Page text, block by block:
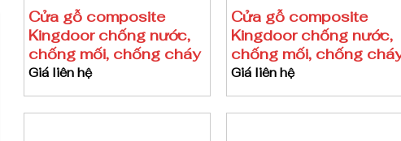
Cửa gỗ composite
Kingdoor chống nước,
chống mối, chống cháy
Giá liên hệ
Cửa gỗ composite
Kingdoor chống nước,
chống mối, chống
Giá liên hệ